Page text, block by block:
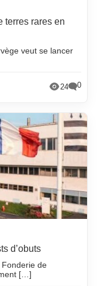
terres rares en
veut se lancer
24 0
d’obuts
de
[…]